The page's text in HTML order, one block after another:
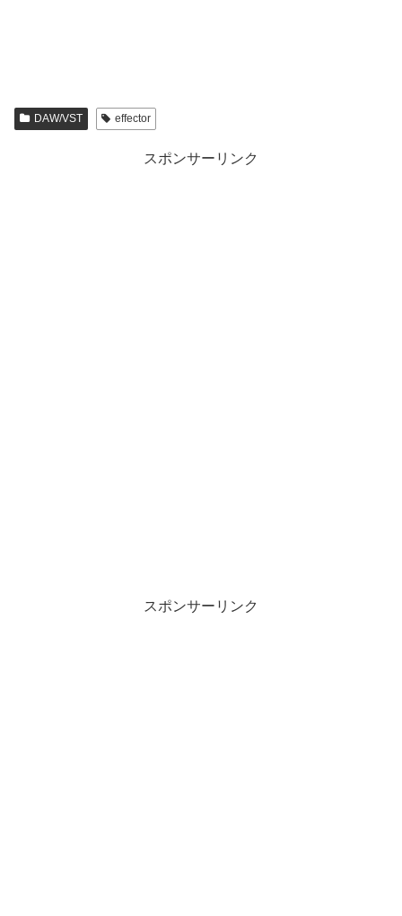
DAW/VST effector
スポンサーリンク
スポンサーリンク